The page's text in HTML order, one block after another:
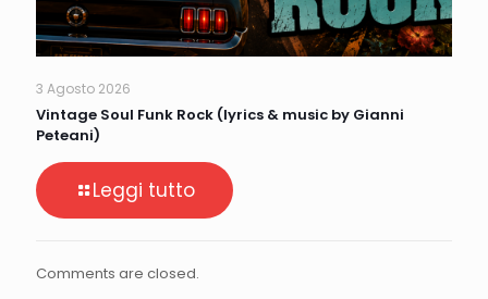
3 Agosto 2026
Vintage Soul Funk Rock (lyrics & music by Gianni
Peteani)
Leggi tutto
Comments are closed.